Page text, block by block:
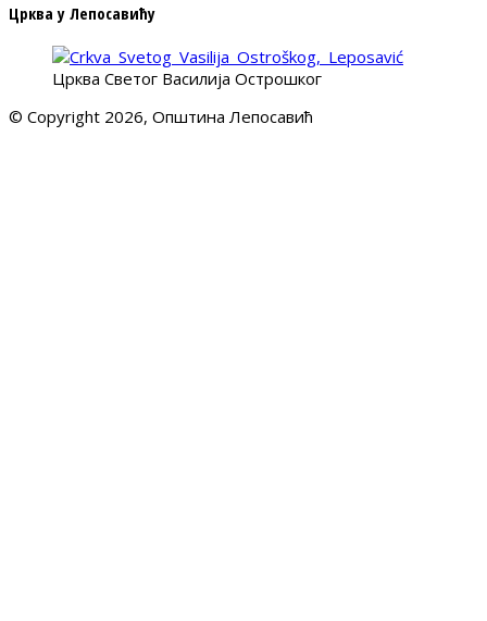
Црква у Лепосавићу
Црква Светог Василија Острошког
© Copyright 2026, Општина Лепосавић